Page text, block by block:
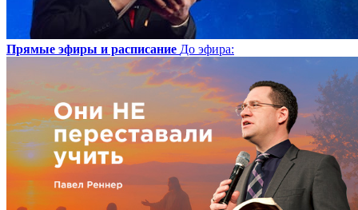
Прямые эфиры и расписание До эфира: